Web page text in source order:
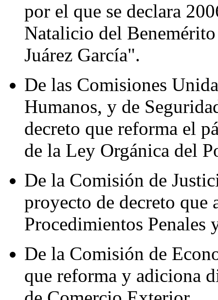
por el que se declara
Natalicio del
Juárez García".
De las Comisiones
Humanos, y de
decreto que reforma el
de la Ley Orgánica del
De la Comisión de
proyecto de decreto que
Procedimientos Penales
De la Comisión de
que reforma y adiciona